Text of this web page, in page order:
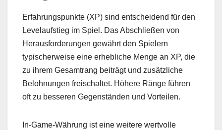
Erfahrungspunkte (XP) sind entscheidend für den
Levelaufstieg im Spiel. Das Abschließen von
Herausforderungen gewährt den Spielern
typischerweise eine erhebliche Menge an XP, die
zu ihrem Gesamtrang beiträgt und zusätzliche
Belohnungen freischaltet. Höhere Ränge führen
oft zu besseren Gegenständen und Vorteilen.
In-Game-Währung ist eine weitere wertvolle